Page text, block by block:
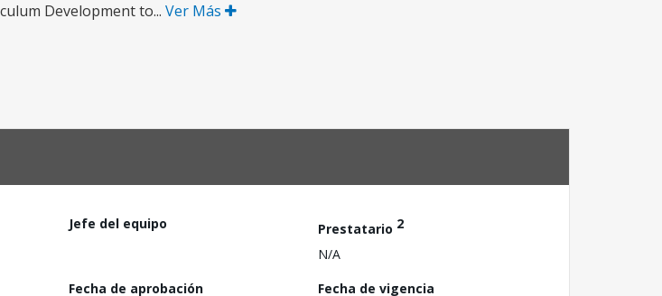
Development to... Ver Más
Jefe del equipo Prestatario 2
N/A
Fecha de aprobación
Fecha de vigencia